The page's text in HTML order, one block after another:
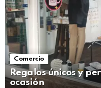
Comercio
Regalos únicos y
ocasión